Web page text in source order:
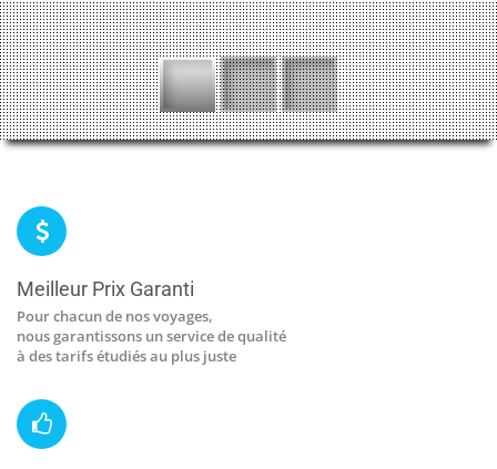
Meilleur Prix Garanti
Pour chacun de nos voyages,
nous garantissons un service de qualité
à des tarifs étudiés au plus juste